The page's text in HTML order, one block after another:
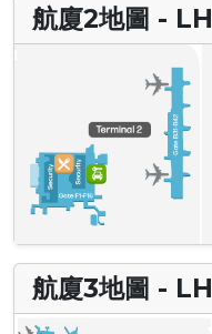
航廈2地圖 -
航廈3地圖 -